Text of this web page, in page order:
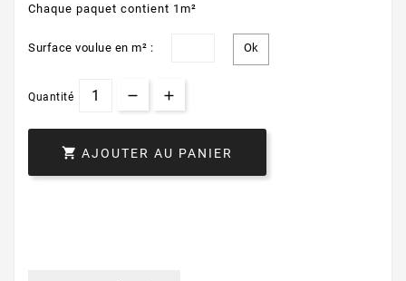
Chaque paquet contient 1m²
Surface voulue en m² :
Quantité
 AJOUTER AU PANIER